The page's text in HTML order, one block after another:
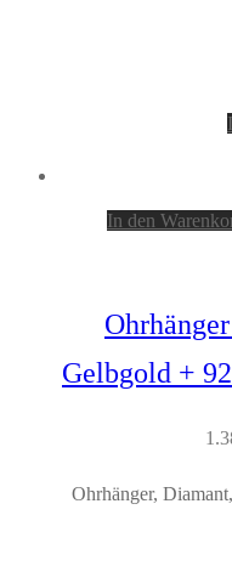
In den
Gelbgold +
Ohrhänger,